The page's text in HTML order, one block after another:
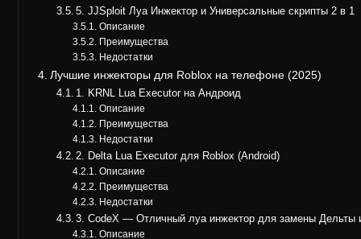
5. JJSploit Луа Инжектор и Универсальные скрипты 2 в 1
Описание
Преимущества
Недостатки
Лучшие инжекторы для Roblox на телефоне (2025)
1. KRNL Lua Executor на Андроид
Описание
Преимущества
Недостатки
2. Delta Lua Executor для Roblox (Android)
Описание
Преимущества
Недостатки
3. CodeX — Отличный луа инжектор для замены Дельты
Описание